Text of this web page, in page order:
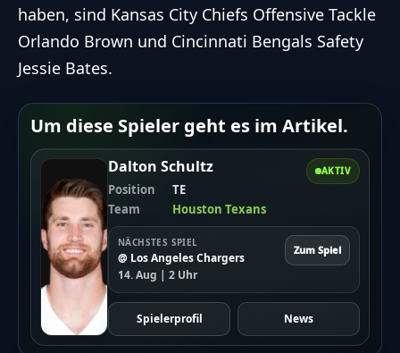
haben, sind Kansas City Chiefs Offensive Tackle
Orlando Brown und Cincinnati Bengals Safety
Jessie Bates.
Um diese Spieler geht es im Artikel.
AKTIV
Dalton Schultz
Position
TE
Team
Houston Texans
NÄCHSTES SPIEL
@ Los Angeles Chargers
14. Aug | 2 Uhr
Zum Spiel
Spielerprofil News